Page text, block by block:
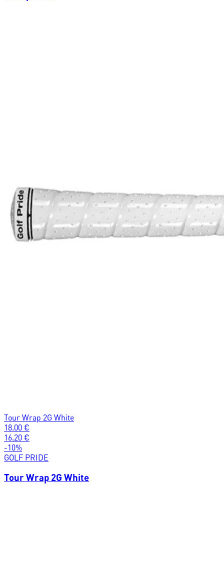
Tour Wrap 2G White
18.00 €
16.20 €
-10%
GOLF PRIDE
Tour Wrap 2G White